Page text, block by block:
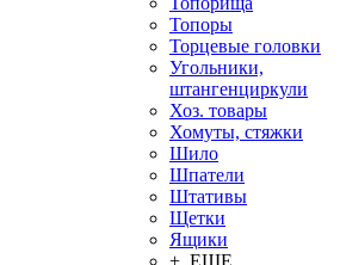
Топоры
Торцевые головки
Угольники,
штангенциркули
Хоз. товары
Хомуты, стяжки
Шило
Шпатели
Штативы
Щетки
Ящики
+ ЕЩЕ